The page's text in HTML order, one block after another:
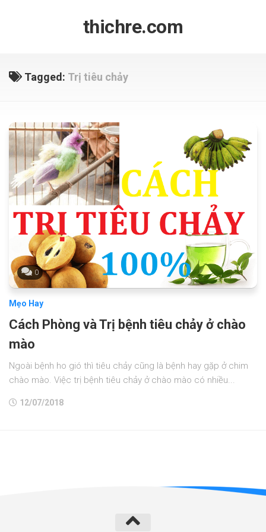
thichre.com
Tagged: Trị tiêu chảy
0
Mẹo Hay
Cách Phòng và Trị bệnh tiêu chảy ở chào
mào
Ngoài bệnh ho gió thì tiêu chảy cũng là bệnh hay gặp ở chim
chào mào. Việc trị bệnh tiêu chảy ở chào mào có nhiều...
12/07/2018